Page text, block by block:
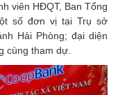
viên HĐQT, Ban Tổng
số đơn vị tại Trụ sở
Hải Phòng; đại diện
cùng tham dự.